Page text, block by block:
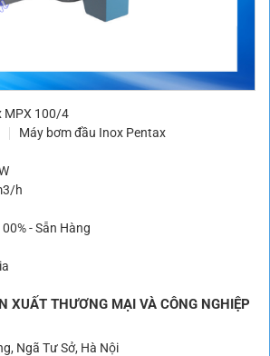
MPX 100/4
Máy bơm đầu Inox Pentax
h
- Sẵn Hàng
XUẤT THƯƠNG MẠI VÀ CÔNG NGHIỆP
Ngã Tư Sở, Hà Nội